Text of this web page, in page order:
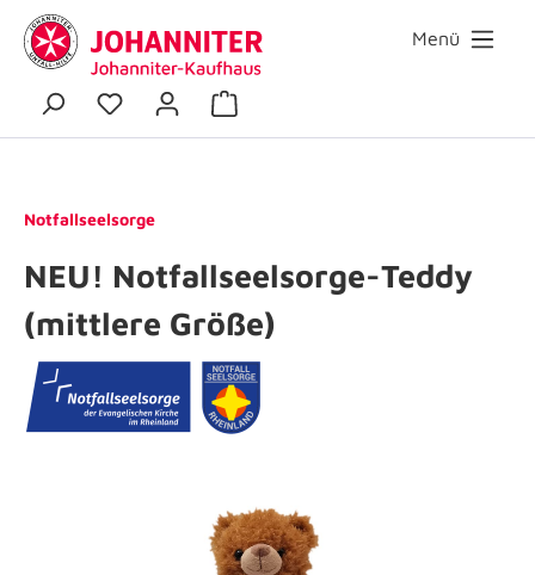
Menü
Notfallseelsorge
NEU! Notfallseelsorge-Teddy
(mittlere Größe)